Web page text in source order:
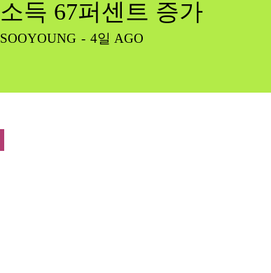
소득 67퍼센트 증가
SOOYOUNG - 4일 AGO